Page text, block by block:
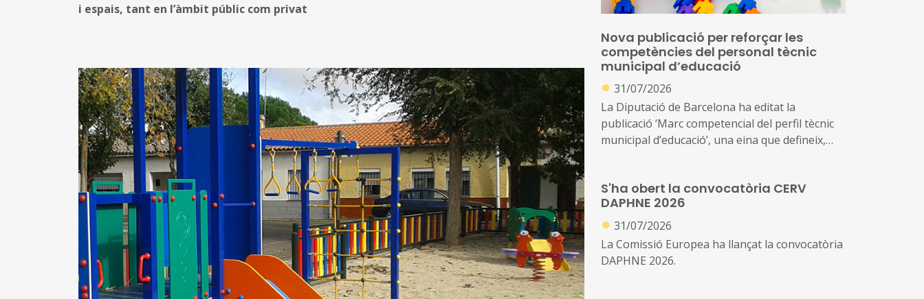
i espais, tant en l’àmbit públic com privat
Nova publicació per reforçar les
competències del personal tècnic
municipal d’educació
● 31/07/2026
La Diputació de Barcelona ha editat la
publicació ‘Marc competencial del perfil tècnic
municipal d’educació’, una eina que defineix,
desenvolupament i la gestió de les polítiques
educatives locals
S'ha obert la convocatòria CERV
DAPHNE 2026
● 31/07/2026
La Comissió Europea ha llançat la convocatòria
DAPHNE 2026.